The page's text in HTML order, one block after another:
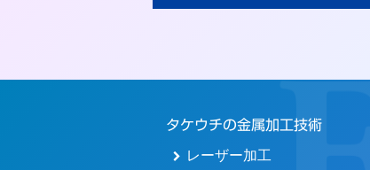
タケウチの金属加工技術
レーザー加工